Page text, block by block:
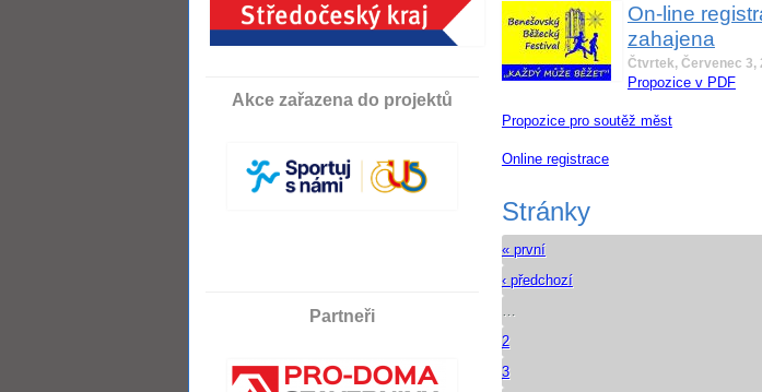
On-line
zahajena
Čtvrtek, Červenec 3,
Propozice v PDF
Propozice pro soutěž měst
Online registrace
Stránky
« první
‹ předchozí
2
3
Akce zařazena do projektů
Partneři